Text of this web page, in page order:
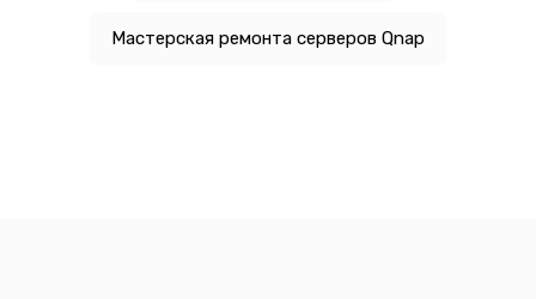
Мастерская ремонта серверов Qnap